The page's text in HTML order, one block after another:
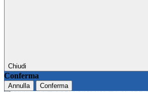
Chiudi
Conferma
Annulla Conferma